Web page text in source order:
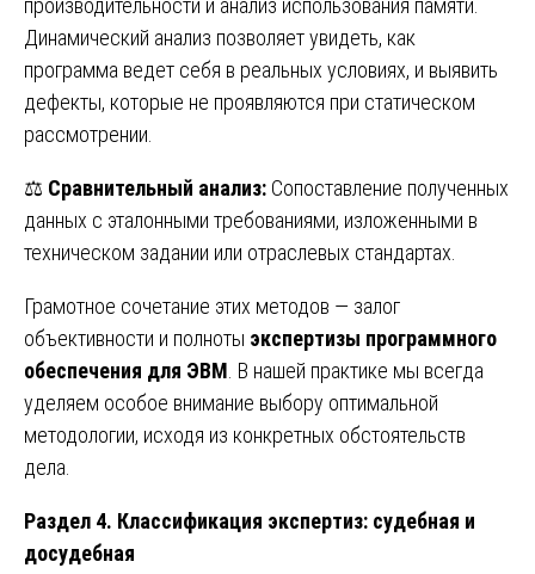
Динамический анализ позволяет увидеть, как
программа ведет себя в реальных условиях, и выявить
дефекты, которые не проявляются при статическом
рассмотрении.
⚖️ Сравнительный анализ: Сопоставление полученных
данных с эталонными требованиями, изложенными в
техническом задании или отраслевых стандартах.
Грамотное сочетание этих методов — залог
объективности и полноты экспертизы программного
обеспечения для ЭВМ . В нашей практике мы всегда
уделяем особое внимание выбору оптимальной
методологии, исходя из конкретных обстоятельств
дела.
Раздел 4. Классификация экспертиз: судебная и
досудебная